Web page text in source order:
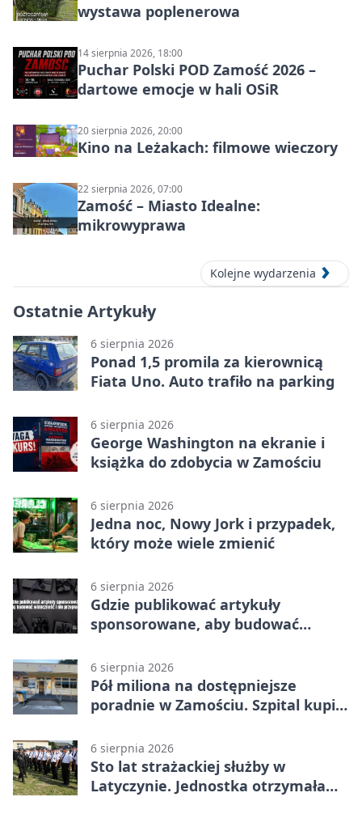
wystawa poplenerowa
14 sierpnia 2026, 18:00
Puchar Polski POD Zamość 2026 –
dartowe emocje w hali OSiR
20 sierpnia 2026, 20:00
Kino na Leżakach: filmowe wieczory
22 sierpnia 2026, 07:00
Zamość – Miasto Idealne:
mikrowyprawa
Kolejne wydarzenia
Ostatnie Artykuły
6 sierpnia 2026
Ponad 1,5 promila za kierownicą
Fiata Uno. Auto trafiło na parking
6 sierpnia 2026
George Washington na ekranie i
książka do zdobycia w Zamościu
6 sierpnia 2026
Jedna noc, Nowy Jork i przypadek,
który może wiele zmienić
6 sierpnia 2026
Gdzie publikować artykuły
sponsorowane, aby budować
6 sierpnia 2026
Pół miliona na dostępniejsze
poradnie w Zamościu. Szpital kupi
6 sierpnia 2026
Sto lat strażackiej służby w
Latyczynie. Jednostka otrzymała